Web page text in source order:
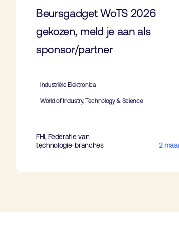
Beursgadget WoTS 2026
gekozen, meld je aan als
sponsor/partner
Industriële Elektronica
World of Industry, Technology & Science
FHI, Federatie van
technologie-branches
2